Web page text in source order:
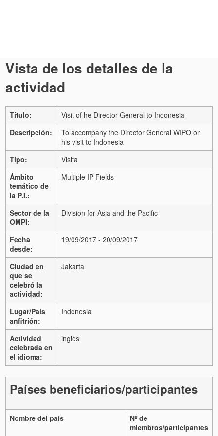
Vista de los detalles de la
actividad
Título:
Visit of he Director General to Indonesia
Descripción:
To accompany the Director General WIPO on
his visit to Indonesia
Tipo:
Visita
Ámbito
temático de
la P.I.:
Multiple IP Fields
Sector de la
OMPI:
Division for Asia and the Pacific
Fecha
desde:
19/09/2017 - 20/09/2017
Ciudad en
que se
celebró la
actividad:
Jakarta
Lugar/País
anfitrión:
Indonesia
Actividad
celebrada en
el idioma:
inglés
Países beneficiarios/participantes
Nombre del país
Nº de
miembros/participantes